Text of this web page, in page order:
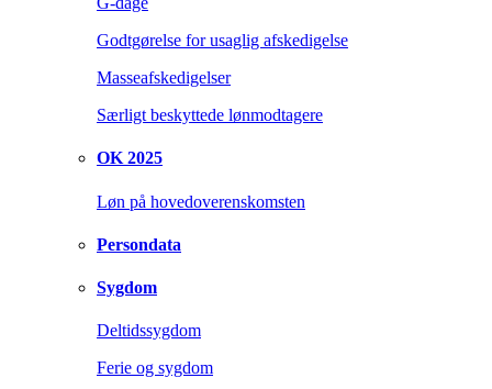
Godtgørelse for usaglig afskedigelse
Masseafskedigelser
Særligt beskyttede lønmodtagere
OK 2025
Løn på hovedoverenskomsten
Persondata
Sygdom
Deltidssygdom
Ferie og sygdom